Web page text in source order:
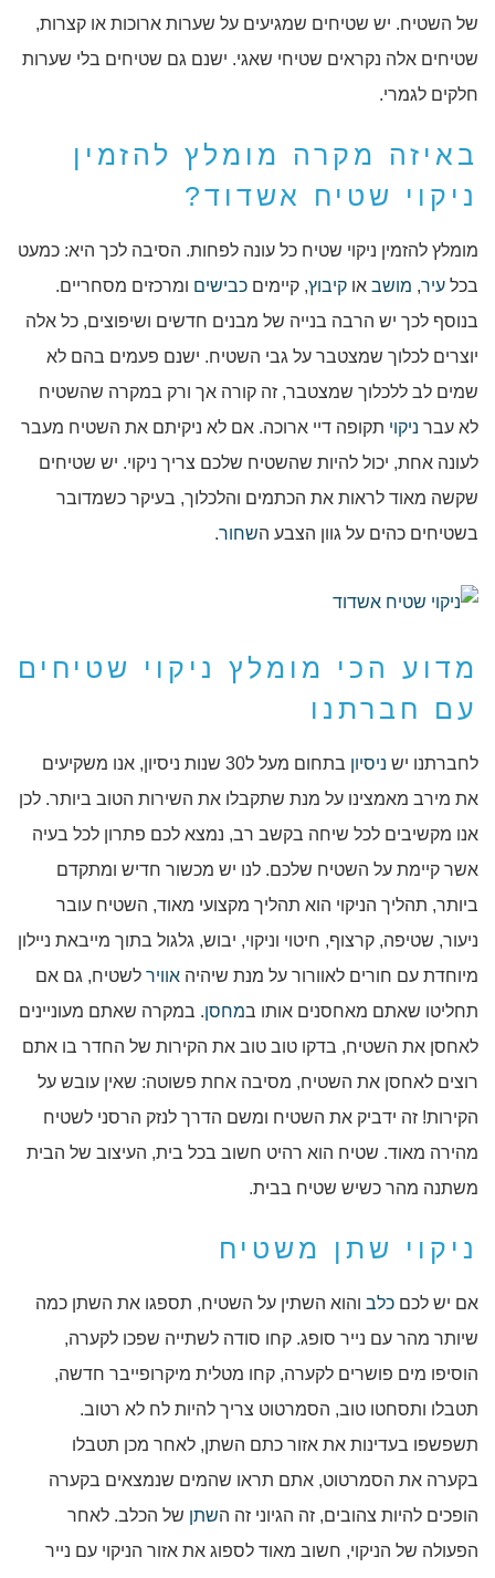
של השטיח. יש שטיחים שמגיעים על שערות ארוכות או קצרות,
שטיחים אלה נקראים שטיחי שאגי. ישנם גם שטיחים בלי שערות
חלקים לגמרי.
באיזה מקרה מומלץ להזמין
ניקוי שטיח אשדוד?
מומלץ להזמין ניקוי שטיח כל עונה לפחות. הסיבה לכך היא: כמעט
בכל עיר, מושב או קיבוץ, קיימים כבישים ומרכזים מסחריים.
בנוסף לכך יש הרבה בנייה של מבנים חדשים ושיפוצים, כל אלה
יוצרים לכלוך שמצטבר על גבי השטיח. ישנם פעמים בהם לא
שמים לב ללכלוך שמצטבר, זה קורה אך ורק במקרה שהשטיח
לא עבר ניקוי תקופה דיי ארוכה. אם לא ניקיתם את השטיח מעבר
לעונה אחת, יכול להיות שהשטיח שלכם צריך ניקוי. יש שטיחים
שקשה מאוד לראות את הכתמים והלכלוך, בעיקר כשמדובר
בשטיחים כהים על גוון הצבע השחור.
מדוע הכי מומלץ ניקוי שטיחים
עם חברתנו
לחברתנו יש ניסיון
בתחום מעל ל30 שנות ניסיון, אנו משקיעים
את מירב מאמצינו על מנת שתקבלו את השירות הטוב ביותר. לכן
אנו מקשיבים לכל שיחה בקשב רב, נמצא לכם פתרון לכל בעיה
אשר קיימת על השטיח שלכם. לנו יש מכשור חדיש ומתקדם
ביותר, תהליך הניקוי הוא תהליך מקצועי מאוד, השטיח עובר
ניעור, שטיפה, קרצוף, חיטוי וניקוי, יבוש, גלגול בתוך מייבאת ניילון
מיוחדת עם חורים לאוורור על מנת שיהיה אוויר לשטיח, גם אם
תחליטו שאתם מאחסנים אותו במחסן. במקרה שאתם מעוניינים
לאחסן את השטיח, בדקו טוב טוב את הקירות של החדר בו אתם
רוצים לאחסן את השטיח, מסיבה אחת פשוטה: שאין עובש על
הקירות! זה ידביק את השטיח ומשם הדרך לנזק הרסני לשטיח
מהירה מאוד. שטיח הוא רהיט חשוב בכל בית, העיצוב של הבית
משתנה מהר כשיש שטיח בבית.
ניקוי שתן משטיח
אם יש לכם כלב והוא השתין על השטיח, תספגו את השתן כמה
שיותר מהר עם נייר סופג. קחו סודה לשתייה שפכו לקערה,
הוסיפו מים פושרים לקערה, קחו מטלית מיקרופייבר חדשה,
תטבלו ותסחטו טוב, הסמרטוט צריך להיות לח לא רטוב.
תשפשפו בעדינות את אזור כתם השתן, לאחר מכן תטבלו
בקערה את הסמרטוט, אתם תראו שהמים שנמצאים בקערה
הופכים להיות צהובים, זה הגיוני זה השתן של הכלב. לאחר
הפעולה של הניקוי, חשוב מאוד לספוג את אזור הניקוי עם נייר